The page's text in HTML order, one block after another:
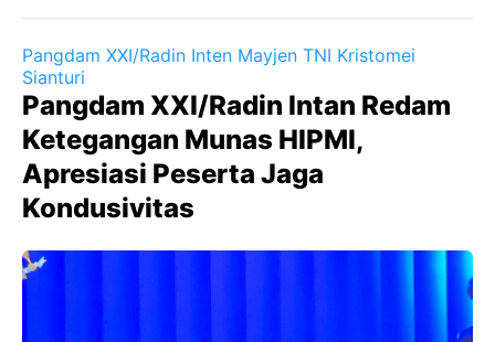
Pangdam XXI/Radin Inten Mayjen TNI Kristomei
Sianturi
Pangdam XXI/Radin Intan Redam
Ketegangan Munas HIPMI,
Apresiasi Peserta Jaga
Kondusivitas